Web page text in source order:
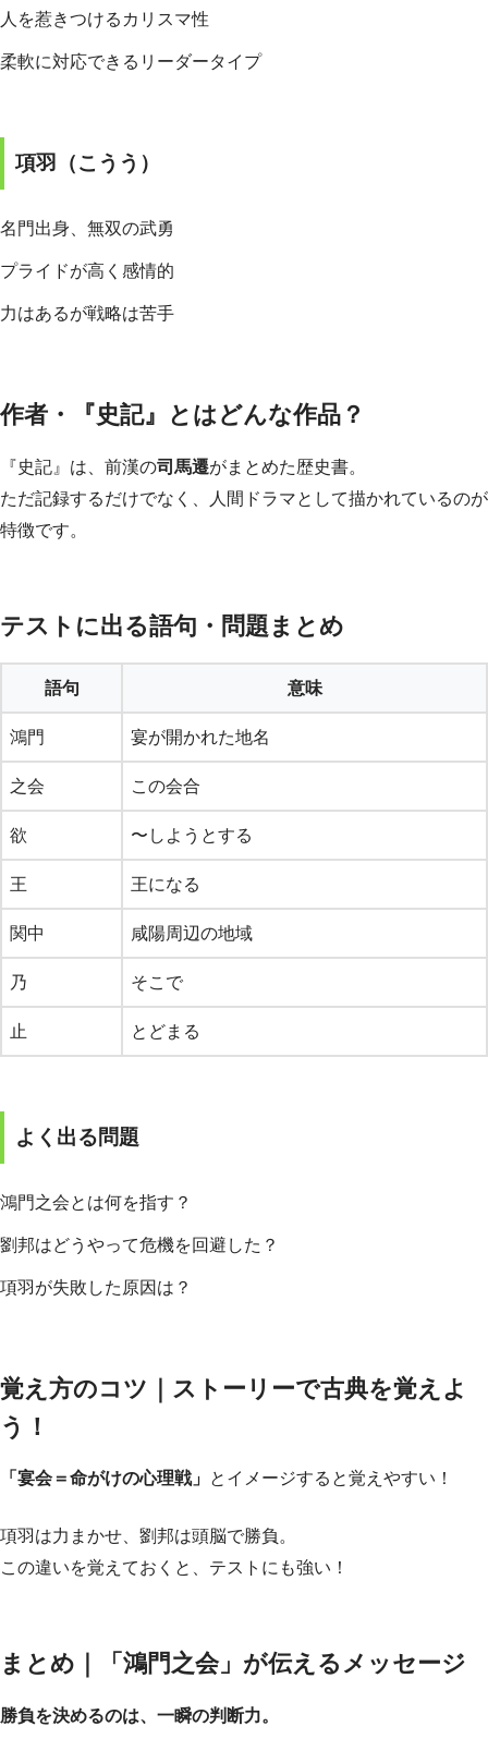
人を惹きつけるカリスマ性
柔軟に対応できるリーダータイプ
項羽（こうう）
名門出身、無双の武勇
プライドが高く感情的
力はあるが戦略は苦手
作者・『史記』とはどんな作品？
『史記』は、前漢の司馬遷がまとめた歴史書。
ただ記録するだけでなく、人間ドラマとして描かれているのが
特徴です。
テストに出る語句・問題まとめ
語句 意味
鴻門 宴が開かれた地名
之会 この会合
欲 〜しようとする
王 王になる
関中 咸陽周辺の地域
乃 そこで
止 とどまる
よく出る問題
鴻門之会とは何を指す？
劉邦はどうやって危機を回避した？
項羽が失敗した原因は？
覚え方のコツ｜ストーリーで古典を覚えよ
う！
「宴会＝命がけの心理戦」 とイメージすると覚えやすい！
項羽は力まかせ、劉邦は頭脳で勝負。
この違いを覚えておくと、テストにも強い！
まとめ｜「鴻門之会」が伝えるメッセージ
勝負を決めるのは、一瞬の判断力。